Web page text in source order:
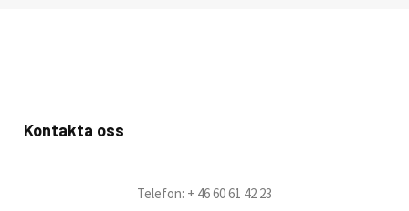
Kontakta oss
Telefon: + 46 60 61 42 23